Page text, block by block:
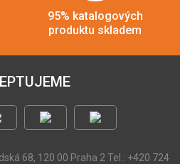
95% katalogových
produktu skladem
68, 120 00 Praha 2 Tel.: +420 724